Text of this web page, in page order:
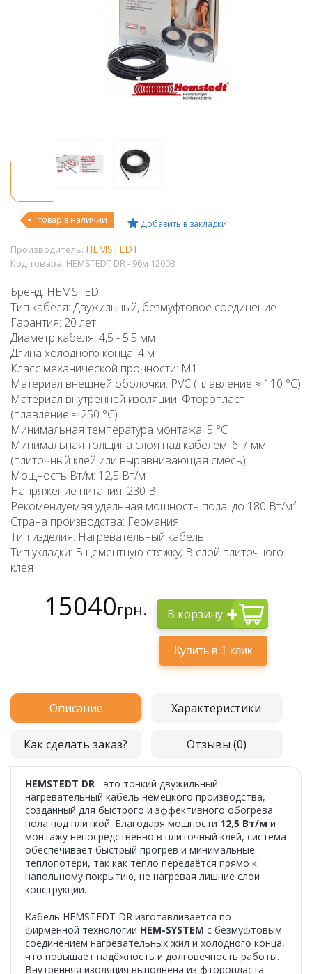
товар в наличии Добавить в закладки
Производитель: HEMSTEDT
Код товара: HEMSTEDT DR - 96м 1200Вт
Бренд: HEMSTEDT
Тип кабеля: Двужильный, безмуфтовое соединение
Гарантия: 20 лет
Диаметр кабеля: 4,5 - 5,5 мм
Длина холодного конца: 4 м
Класс механической прочности: M1
Материал внешней оболочки: PVC (плавление ≈ 110 °C)
Материал внутренней изоляции: Фторопласт
(плавление ≈ 250 °C)
Минимальная температура монтажа: 5 °C
Минимальная толщина слоя над кабелем: 6-7 мм
(плиточный клей или выравнивающая смесь)
Мощность Вт/м: 12,5 Вт/м
Напряжение питания: 230 В
Рекомендуемая удельная мощность пола: до 180 Вт/м²
Страна производства: Германия
Тип изделия: Нагревательный кабель
Тип укладки: В цементную стяжку; В слой плиточного
клея
15040грн. В корзину
Описание Характеристики
Как сделать заказ? Отзывы (0)
HEMSTEDT DR - это тонкий двужильный
нагревательный кабель немецкого производства,
созданный для быстрого и эффективного обогрева
пола под плиткой. Благодаря мощности 12,5 Вт/м и
монтажу непосредственно в плиточный клей, система
обеспечивает быстрый прогрев и минимальные
теплопотери, так как тепло передаётся прямо к
напольному покрытию, не нагревая лишние слои
конструкции.
Кабель HEMSTEDT DR изготавливается по
фирменной технологии HEM-SYSTEM с безмуфтовым
соединением нагревательных жил и холодного конца,
что повышает надёжность и долговечность работы.
Внутренняя изоляция выполнена из фторопласта